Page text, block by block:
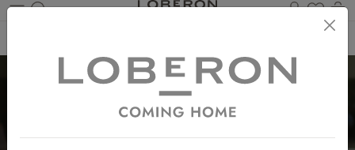
Du